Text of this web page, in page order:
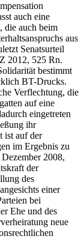
auch eine
die auch beim
aus
Senatsurteil
2012, 525 Rn.
bestimmt
BT-Drucks.
Verflechtung, die
auf eine
eingetreten
ihr
ist auf der
im Ergebnis zu
2008,
der
des
einer
bei
Ehe und des
neue